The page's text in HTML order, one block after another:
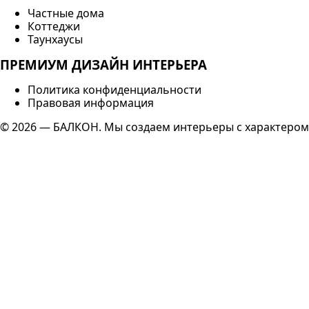
Частные дома
Коттеджи
Таунхаусы
ПРЕМИУМ ДИЗАЙН ИНТЕРЬЕРА
Политика конфиденциальности
Правовая информация
© 2026 — БАЛКОН. Мы создаем интерьеры с характером